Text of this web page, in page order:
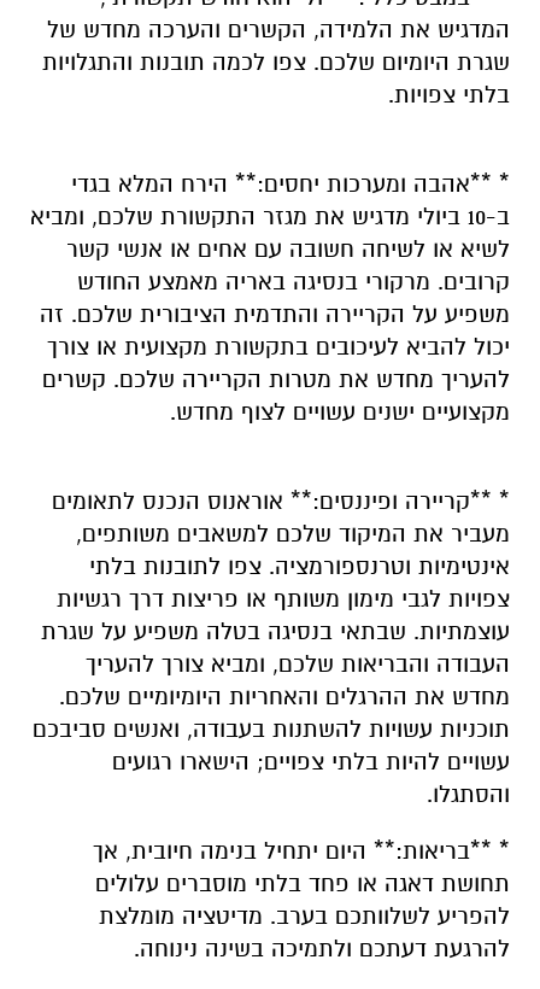
המדגיש את הלמידה, הקשרים והערכה מחדש של
שגרת היומיום שלכם. צפו לכמה תובנות והתגלויות
בלתי צפויות.
* **אהבה ומערכות יחסים:** הירח המלא בגדי
ב-10 ביולי מדגיש את מגזר התקשורת שלכם, ומביא
לשיא או לשיחה חשובה עם אחים או אנשי קשר
קרובים. מרקורי בנסיגה באריה מאמצע החודש
משפיע על הקריירה והתדמית הציבורית שלכם. זה
יכול להביא לעיכובים בתקשורת מקצועית או צורך
להעריך מחדש את מטרות הקריירה שלכם. קשרים
מקצועיים ישנים עשויים לצוף מחדש.
* **קריירה ופיננסים:** אוראנוס הנכנס לתאומים
מעביר את המיקוד שלכם למשאבים משותפים,
אינטימיות וטרנספורמציה. צפו לתובנות בלתי
צפויות לגבי מימון משותף או פריצות דרך רגשיות
עוצמתיות. שבתאי בנסיגה בטלה משפיע על שגרת
העבודה והבריאות שלכם, ומביא צורך להעריך
מחדש את ההרגלים והאחריות היומיומיים שלכם.
תוכניות עשויות להשתנות בעבודה, ואנשים סביבכם
עשויים להיות בלתי צפויים; הישארו רגועים
והסתגלו.
* **בריאות:** היום יתחיל בנימה חיובית, אך
תחושת דאגה או פחד בלתי מוסברים עלולים
להפריע לשלוותכם בערב. מדיטציה מומלצת
להרגעת דעתכם ולתמיכה בשינה נינוחה.